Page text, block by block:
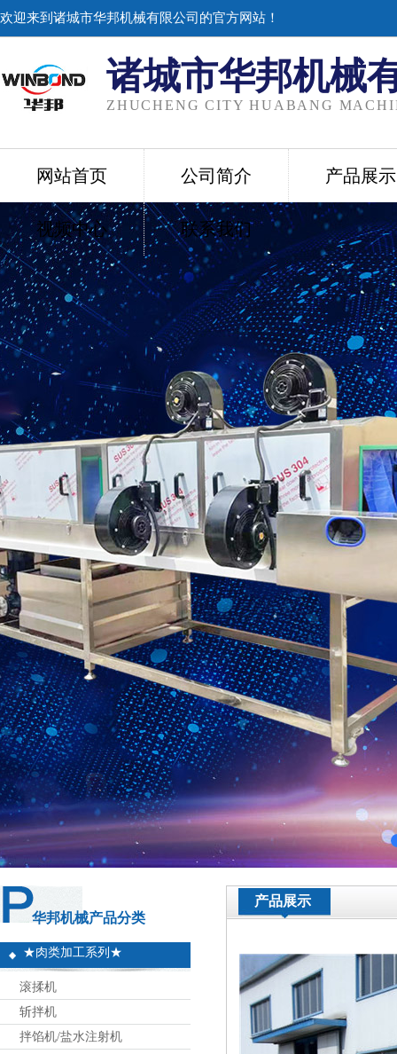
欢迎来到诸城市华邦机械有限公司的官方网站！
诸城市华邦机械
ZHUCHENG CITY HUABANG
网站首页 公司简介 产品展示
视频中心 联系我们
华邦机械产品分类
★肉类加工系列★
滚揉机
斩拌机
拌馅机/盐水注射机
产品展示